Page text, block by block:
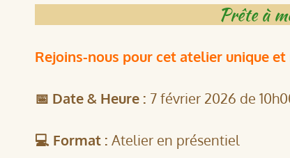
Prête à
Rejoins-nous pour cet atelier unique
📅 Date & Heure : 7 février 2026 de
💻 Format : Atelier en présentiel